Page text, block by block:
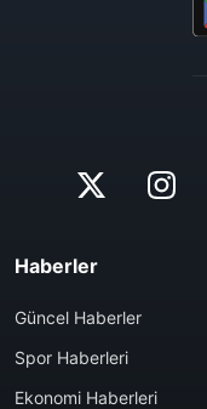
Haberler
Güncel Haberler
Spor Haberleri
Ekonomi Haberleri